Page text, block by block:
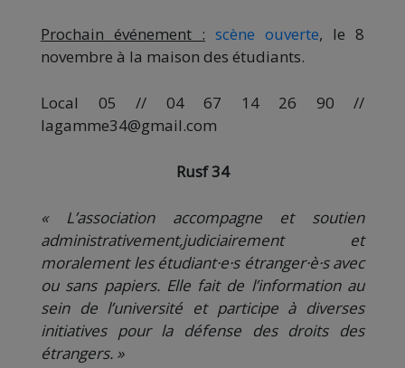
Prochain événement : scène ouverte, le 8
novembre à la maison des étudiants.
Local 05 // 04 67 14 26 90 //
lagamme34@gmail.com
Rusf 34
« L’association accompagne et soutien
administrativement,judiciairement et
moralement les étudiant·e·s étranger·è·s avec
ou sans papiers. Elle fait de l’information au
sein de l’université et participe à diverses
initiatives pour la défense des droits des
étrangers. »